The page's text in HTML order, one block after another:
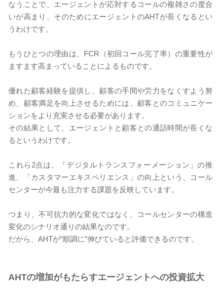
なうことで、エージェントが応対するコールの複雑さの度合
いが高まり、そのためにエージェントのAHTが長くなるとい
うわけです。
もうひとつの理由は、FCR（初回コール完了率）の重要性が
ますます高まっていることによるものです。
優れた顧客経験を提供し、顧客の手間や労力をなくすよう努
め、顧客満足を向上させるためには、顧客とのコミュニケー
ションをより充実させる必要があります。
その結果として、エージェントと顧客との通話時間が長くな
るというわけです。
これら2点は、「デジタルトランスフォーメーション」の推
進、「カスタマーエキスペリエンス」の向上という、コール
センターが今最も注力する課題を反映しています。
つまり、不可抗力的な変化ではなく、コールセンターの構造
変化のシナリオ通りの結果なのです。
だから、AHTが“順調に”伸びていると評価できるのです。
AHTの増加がもたらすエージェントへの投資拡大